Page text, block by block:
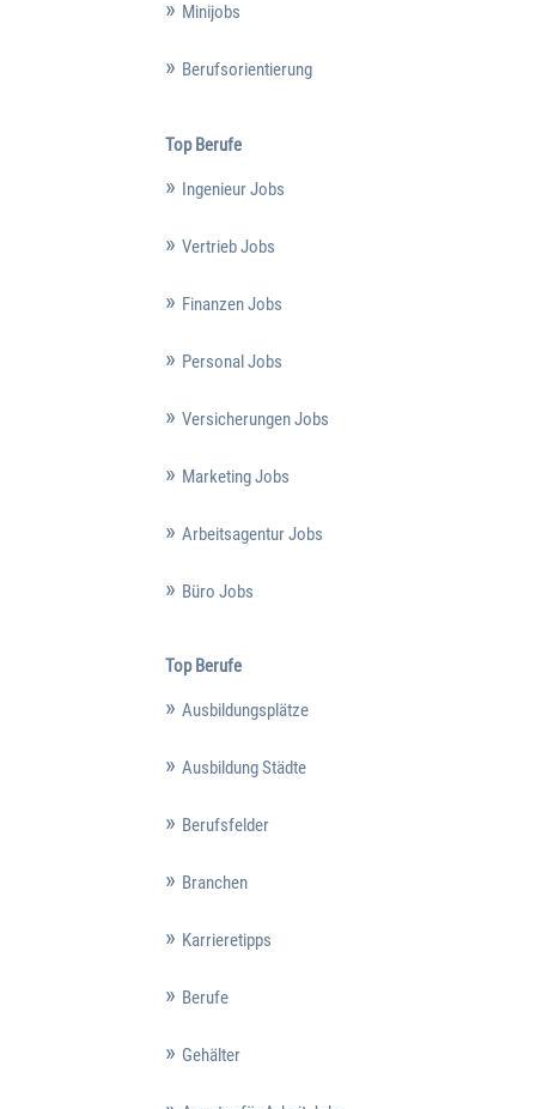
Minijobs
Berufsorientierung
Top Berufe
Ingenieur Jobs
Vertrieb Jobs
Finanzen Jobs
Personal Jobs
Versicherungen Jobs
Marketing Jobs
Arbeitsagentur Jobs
Büro Jobs
Top Berufe
Ausbildungsplätze
Ausbildung Städte
Berufsfelder
Branchen
Karrieretipps
Berufe
Gehälter